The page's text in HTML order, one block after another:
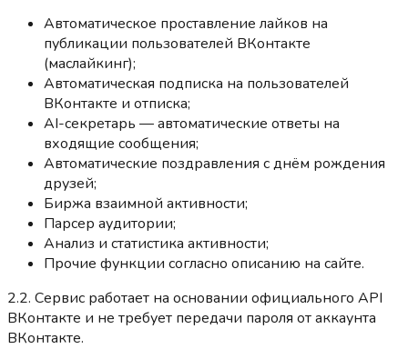
Автоматическое проставление лайков на
публикации пользователей ВКонтакте
(маслайкинг);
Автоматическая подписка на пользователей
ВКонтакте и отписка;
AI-секретарь — автоматические ответы на
входящие сообщения;
Автоматические поздравления с днём рождения
друзей;
Биржа взаимной активности;
Парсер аудитории;
Анализ и статистика активности;
Прочие функции согласно описанию на сайте.
2.2. Сервис работает на основании официального API
ВКонтакте и не требует передачи пароля от аккаунта
ВКонтакте.